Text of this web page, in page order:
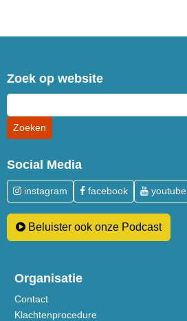
Zoek op website
Social Media
instagram facebook youtube
Beluister ook onze Podcast
Organisatie
Contact
Klachtenprocedure